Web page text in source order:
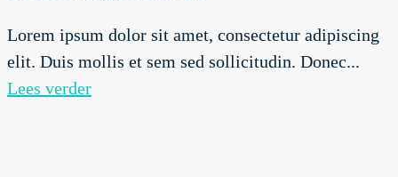
Lorem ipsum dolor sit amet, consectetur adipiscing
elit. Duis mollis et sem sed sollicitudin. Donec...
Lees verder